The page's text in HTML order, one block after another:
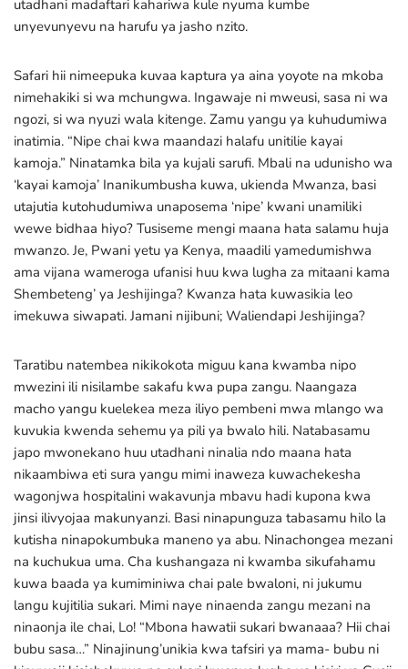
utadhani madaftari kahariwa kule nyuma kumbe
unyevunyevu na harufu ya jasho nzito.
Safari hii nimeepuka kuvaa kaptura ya aina yoyote na mkoba
nimehakiki si wa mchungwa. Ingawaje ni mweusi, sasa ni wa
ngozi, si wa nyuzi wala kitenge. Zamu yangu ya kuhudumiwa
inatimia. “Nipe chai kwa maandazi halafu unitilie kayai
kamoja.” Ninatamka bila ya kujali sarufi. Mbali na udunisho wa
‘kayai kamoja’ Inanikumbusha kuwa, ukienda Mwanza, basi
utajutia kutohudumiwa unaposema ‘nipe’ kwani unamiliki
wewe bidhaa hiyo? Tusiseme mengi maana hata salamu huja
mwanzo. Je, Pwani yetu ya Kenya, maadili yamedumishwa
ama vijana wameroga ufanisi huu kwa lugha za mitaani kama
Shembeteng’ ya Jeshijinga? Kwanza hata kuwasikia leo
imekuwa siwapati. Jamani nijibuni; Waliendapi Jeshijinga?
Taratibu natembea nikikokota miguu kana kwamba nipo
mwezini ili nisilambe sakafu kwa pupa zangu. Naangaza
macho yangu kuelekea meza iliyo pembeni mwa mlango wa
kuvukia kwenda sehemu ya pili ya bwalo hili. Natabasamu
japo mwonekano huu utadhani ninalia ndo maana hata
nikaambiwa eti sura yangu mimi inaweza kuwachekesha
wagonjwa hospitalini wakavunja mbavu hadi kupona kwa
jinsi ilivyojaa makunyanzi. Basi ninapunguza tabasamu hilo la
kutisha ninapokumbuka maneno ya abu. Ninachongea mezani
na kuchukua uma. Cha kushangaza ni kwamba sikufahamu
kuwa baada ya kumiminiwa chai pale bwaloni, ni jukumu
langu kujitilia sukari. Mimi naye ninaenda zangu mezani na
ninaonja ile chai, Lo! “Mbona hawatii sukari bwanaaa? Hii chai
bubu sasa…” Ninajinung’unikia kwa tafsiri ya mama- bubu ni